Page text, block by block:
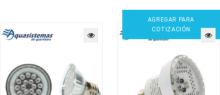
AGREGAR PARA
COTIZACIÓN